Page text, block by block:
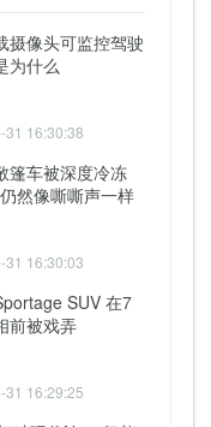
摄像头可监控驾驶
为什么
31 16:30:38
篷车被深度冷冻
然像嘶嘶声一样
31 16:30:03
SUV 在7
前被戏弄
31 16:29:25